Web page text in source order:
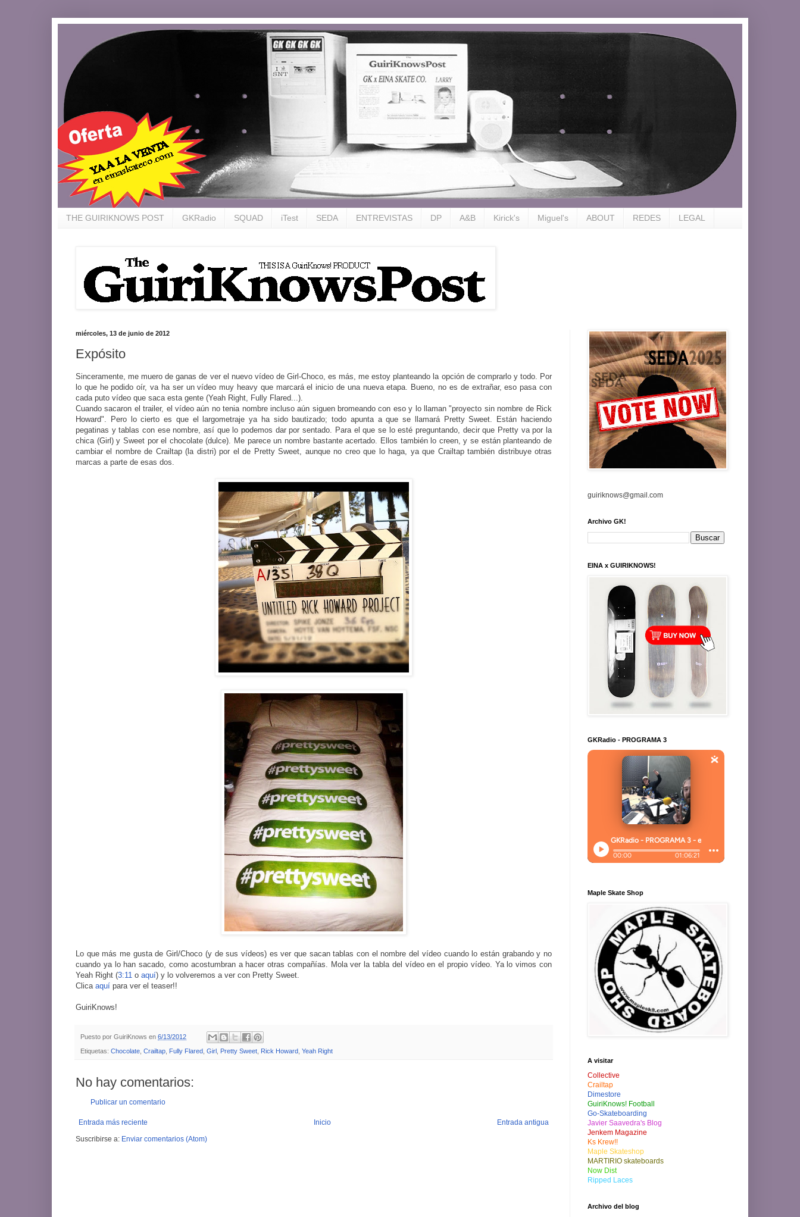
THE GUIRIKNOWS POST GKRadio SQUAD iTest SEDA ENTREVISTAS DP A&B Kirick's Miguel's ABOUT REDES LEGAL
miércoles, 13 de junio de 2012
Expósito
Sinceramente, me muero de ganas de ver el nuevo vídeo de Girl-Choco, es más, me estoy planteando la opción de comprarlo y todo. Por
lo que he podido oír, va ha ser un vídeo muy heavy que marcará el inicio de una nueva etapa. Bueno, no es de extrañar, eso pasa con
cada puto vídeo que saca esta gente (Yeah Right, Fully Flared...).
Cuando sacaron el trailer, el vídeo aún no tenia nombre incluso aún siguen bromeando con eso y lo llaman "proyecto sin nombre de Rick
Howard". Pero lo cierto es que el largometraje ya ha sido bautizado; todo apunta a que se llamará Pretty Sweet. Están haciendo
pegatinas y tablas con ese nombre, así que lo podemos dar por sentado. Para el que se lo esté preguntando, decir que Pretty va por la
chica (Girl) y Sweet por el chocolate (dulce). Me parece un nombre bastante acertado. Ellos también lo creen, y se están planteando de
cambiar el nombre de Crailtap (la distri) por el de Pretty Sweet, aunque no creo que lo haga, ya que Crailtap también distribuye otras
marcas a parte de esas dos.
Lo que más me gusta de Girl/Choco (y de sus vídeos) es ver que sacan tablas con el nombre del vídeo cuando lo están grabando y no
cuando ya lo han sacado, como acostumbran a hacer otras compañías. Mola ver la tabla del vídeo en el propio vídeo. Ya lo vimos con
Yeah Right (3:11 o aquí) y lo volveremos a ver con Pretty Sweet.
Clica aquí para ver el teaser!!
GuiriKnows!
Puesto por GuiriKnows en 6/13/2012
Etiquetas: Chocolate Crailtap Fully Flared Girl Pretty Sweet Rick Howard Yeah Right
No hay comentarios:
Publicar un comentario
Entrada más reciente Entrada antigua
Inicio
Suscribirse a: Enviar comentarios (Atom)
guiriknows@gmail.com
Archivo GK!
EINA x GUIRIKNOWS!
GKRadio - PROGRAMA 3
Maple Skate Shop
A visitar
Collective
Crailtap
Dimestore
GuiriKnows! Football
Go-Skateboarding
Javier Saavedra's Blog
Jenkem Magazine
Ks Krew!!
Maple Skateshop
MARTIRIO skateboards
Now Dist
Ripped Laces
Archivo del blog